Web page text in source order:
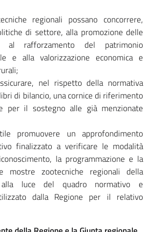
regionali possano concorrere,
di settore, alla promozione delle
al rafforzamento del patrimonio
e alla valorizzazione economica e
nel rispetto della normativa
di bilancio, una cornice di riferimento
per il sostegno alle già menzionate
promuovere un approfondimento
finalizzato a verificare le modalità
la programmazione e la
mostre zootecniche regionali della
alla luce del quadro normativo e
dalla Regione per il relativo